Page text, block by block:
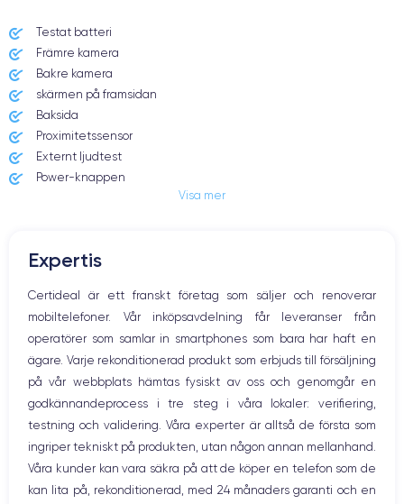
Testat batteri
Främre kamera
Bakre kamera
skärmen på framsidan
Baksida
Proximitetssensor
Externt ljudtest
Power-knappen
Högtalare
Hem-knappen
Bluetooth
WiFi
Nätverk
Vibration
Prise USB
Visa mer
Expertis
Certideal är ett franskt företag som säljer och renoverar
mobiltelefoner. Vår inköpsavdelning får leveranser från
operatörer som samlar in smartphones som bara har haft en
ägare. Varje rekonditionerad produkt som erbjuds till försäljning
på vår webbplats hämtas fysiskt av oss och genomgår en
godkännandeprocess i tre steg i våra lokaler: verifiering,
testning och validering. Våra experter är alltså de första som
ingriper tekniskt på produkten, utan någon annan mellanhand.
Våra kunder kan vara säkra på att de köper en telefon som de
kan lita på, rekonditionerad, med 24 månaders garanti och en